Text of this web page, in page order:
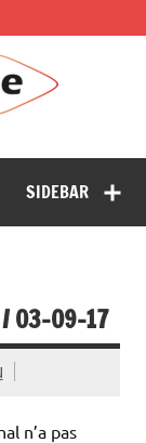
SIDEBAR
/ 03-09-17
n’a pas